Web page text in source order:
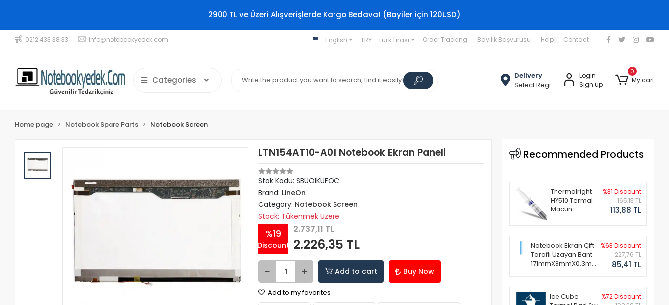
2900 TL ve Üzeri Alışverişlerde Kargo Bedava! (Bayiler için 120USD)
0212 433 38 33 info@notebookyedek.com English TRY - Türk Lirası Order Tracking Bayilik Başvurusu Help Contact
Categories
Delivery
Select Region
Login
Sign up
0
My cart
Home page Notebook Spare Parts Notebook Screen
LTN154AT10-A01 Notebook Ekran Paneli
Stok Kodu: SBUOIKUFOC
Brand: LineOn
Category: Notebook Screen
Stock: Tükenmek Üzere
%19
Discount
2.737,11 TL
2.226,35 TL
Add to cart Buy Now
Add to my favorites
Recommended Products
Thermalright
HY510 Termal
Macun
%31 Discount
165,13 TL
113,88 TL
Notebook Ekran Çift
Taraflı Uzayan Bant
171mmX8mmX0.3mm
%63 Discount
227,76 TL
85,41 TL
Ice Cube
%72 Discount